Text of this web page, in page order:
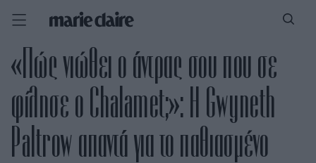
«Πώς νιώθει ο άντρας σου που σε
φίλησε ο Chalamet;»: Η Gwyneth
Paltrow απαντά για το παθιασμένο